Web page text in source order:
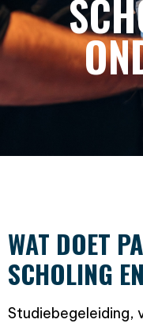
WAT DOET
SCHOLING
Studiebegeleiding,